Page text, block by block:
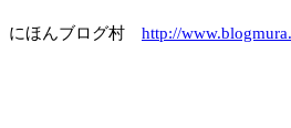
にほんブログ村 http://